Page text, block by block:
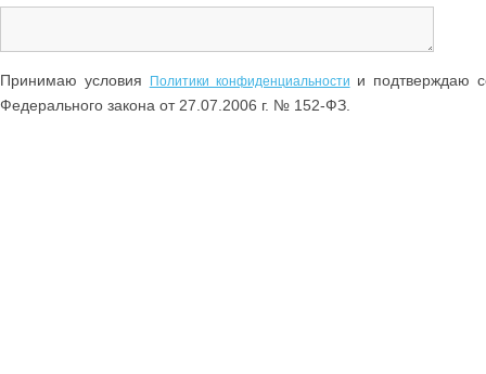
Принимаю условия Политики конфиденциальности и подтверждаю
Федерального закона от 27.07.2006 г. № 152-ФЗ.